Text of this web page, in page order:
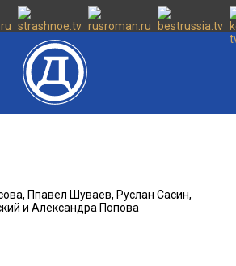
Ппавел Шуваев, Руслан Сасин,
и Александра Попова